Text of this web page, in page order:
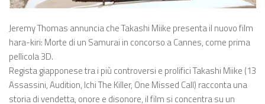
Jeremy Thomas annuncia che Takashi Miike presenta il nuovo film
hara-kiri: Morte di un Samurai in concorso a Cannes, come prima
pellicola 3D.
Regista giapponese tra i più controversi e prolifici Takashi Miike (13
Assassini, Audition, Ichi The Killer, One Missed Call) racconta una
storia di vendetta, onore e disonore, il film si concentra su un